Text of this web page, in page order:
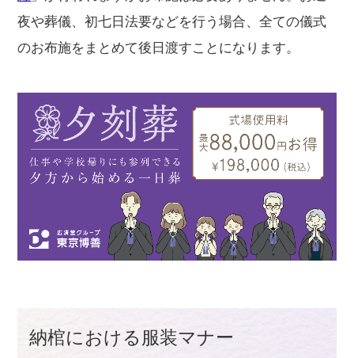
夜や葬儀、初七日法要などを行う場合、全ての儀式
のお布施をまとめて後日渡すことになります。
納棺における服装マナー